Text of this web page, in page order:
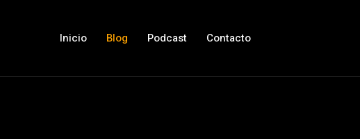
Inicio Blog Podcast Contacto